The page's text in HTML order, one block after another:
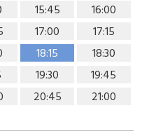
15:45
16:00
17:00
17:15
18:15
18:30
19:30
19:45
20:45 21:00